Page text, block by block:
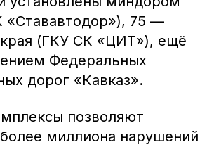
«Стававтодор»), 75 —
(ГКУ СК «ЦИТ»), ещё
Федеральных
дорог «Кавказ».
позволяют
миллиона нарушений